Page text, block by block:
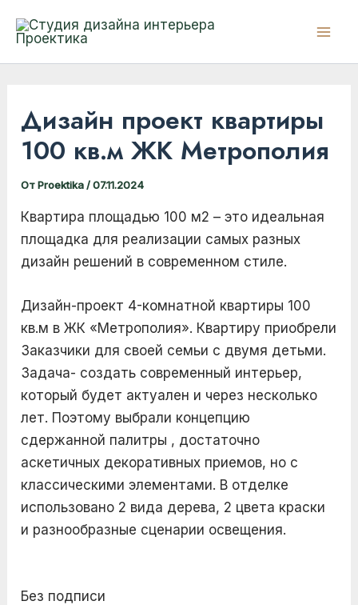
Дизайн проект квартиры
100 кв.м ЖК Метрополия
ОтProektika/07.11.2024
Квартира площадью 100 м2 – это идеальная
площадка для реализации самых разных
дизайн решений в современном стиле.
Дизайн-проект 4-комнатной квартиры 100
кв.м в ЖК «Метрополия». Квартиру приобрели
Заказчики для своей семьи с двумя детьми.
Задача- создать современный интерьер,
который будет актуален и через несколько
лет. Поэтому выбрали концепцию
сдержанной палитры , достаточно
аскетичных декоративных приемов, но с
классическими элементами. В отделке
использовано 2 вида дерева, 2 цвета краски
и разнообразные сценарии освещения.
Без подписи